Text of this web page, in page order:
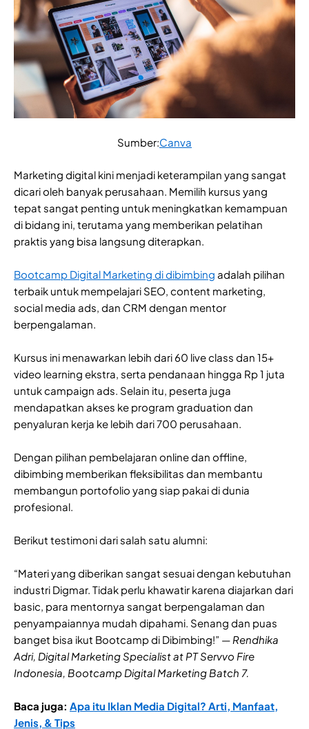
Sumber:Canva
Marketing digital kini menjadi keterampilan yang sangat
dicari oleh banyak perusahaan. Memilih kursus yang
tepat sangat penting untuk meningkatkan kemampuan
di bidang ini, terutama yang memberikan pelatihan
praktis yang bisa langsung diterapkan.
Bootcamp Digital Marketing di dibimbing adalah pilihan
terbaik untuk mempelajari SEO, content marketing,
social media ads, dan CRM dengan mentor
berpengalaman.
Kursus ini menawarkan lebih dari 60 live class dan 15+
video learning ekstra, serta pendanaan hingga Rp 1 juta
untuk campaign ads. Selain itu, peserta juga
mendapatkan akses ke program graduation dan
penyaluran kerja ke lebih dari 700 perusahaan.
Dengan pilihan pembelajaran online dan offline,
dibimbing memberikan fleksibilitas dan membantu
membangun portofolio yang siap pakai di dunia
profesional.
Berikut testimoni dari salah satu alumni:
“Materi yang diberikan sangat sesuai dengan kebutuhan
industri Digmar. Tidak perlu khawatir karena diajarkan dari
basic, para mentornya sangat berpengalaman dan
penyampaiannya mudah dipahami. Senang dan puas
banget bisa ikut Bootcamp di Dibimbing!” — Rendhika
Adri, Digital Marketing Specialist at PT Servvo Fire
Indonesia, Bootcamp Digital Marketing Batch 7.
Baca juga: Apa itu Iklan Media Digital? Arti, Manfaat,
Jenis, & Tips